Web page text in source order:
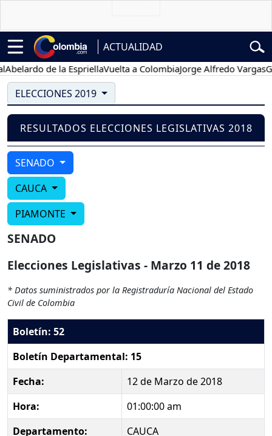
ACTUALIDAD
de la EspriellaVuelta a ColombiaJorge Alfredo Vargas
ELECCIONES 2019
RESULTADOS ELECCIONES LEGISLATIVAS 2018
SENADO
CAUCA
PIAMONTE
SENADO
Elecciones Legislativas - Marzo 11 de 2018
* Datos suministrados por la Registraduría Nacional del Estado
Civil de Colombia
Boletín: 52
Boletín Departamental: 15
Fecha:
12 de Marzo de 2018
Hora:
01:00:00 am
Departamento:
CAUCA